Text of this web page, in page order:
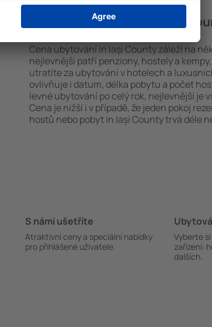
Kolik stojí ubytování in Iași
Cena ubytování in Iași County záleží na
nejlevnější patří penziony, hostely a
utratíte za ubytování v hotelech a
ovlivňuje i datum, délka pobytu a počet
levné ubytování po celý rok, nejlevnější je
Cena je nižší i v případě, že jeden pokoj
hostů nebo pobyt in Iași County trvá déle
S námi ušetříte
Atraktivní ceny a speciální nabídky
pro přihlášené uživatele.
Vyberte
zařízení:
dalších.